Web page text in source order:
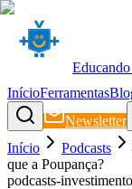
InícioFerramentas
Newsletter
Início
Podcasts
que a Poupança?
podcasts-